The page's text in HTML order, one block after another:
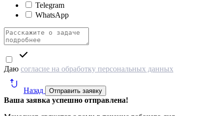
Telegram
WhatsApp
Даю согласие на обработку персональных данных
Назад Отправить заявку
Ваша заявка успешно отправлена!